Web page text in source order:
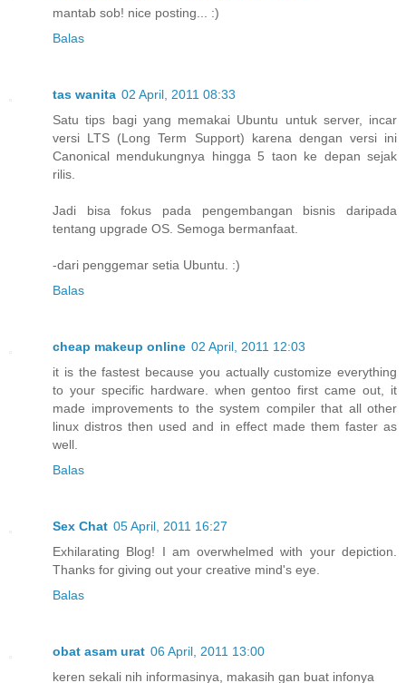
mantab sob! nice posting... :)
Balas
tas wanita 02 April, 2011 08:33
Satu tips bagi yang memakai Ubuntu untuk server, incar
versi LTS (Long Term Support) karena dengan versi ini
Canonical mendukungnya hingga 5 taon ke depan sejak
rilis.
Jadi bisa fokus pada pengembangan bisnis daripada
tentang upgrade OS. Semoga bermanfaat.
-dari penggemar setia Ubuntu. :)
Balas
cheap makeup online 02 April, 2011 12:03
it is the fastest because you actually customize everything
to your specific hardware. when gentoo first came out, it
made improvements to the system compiler that all other
linux distros then used and in effect made them faster as
well.
Balas
Sex Chat 05 April, 2011 16:27
Exhilarating Blog! I am overwhelmed with your depiction.
Thanks for giving out your creative mind's eye.
Balas
obat asam urat 06 April, 2011 13:00
keren sekali nih informasinya, makasih gan buat infonya